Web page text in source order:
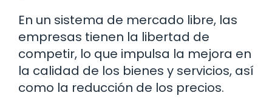
En un sistema de mercado libre, las
empresas tienen la libertad de
competir, lo que impulsa la mejora en
la calidad de los bienes y servicios, así
como la reducción de los precios.